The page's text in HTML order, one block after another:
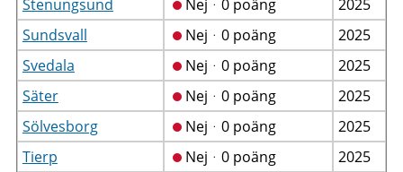
Stenungsund Nejᆞ0 poäng
2025
Sundsvall
Nejᆞ0 poäng
2025
Svedala
Nejᆞ0 poäng
2025
Säter
Nejᆞ0 poäng
2025
Sölvesborg
Nejᆞ0 poäng
2025
Tierp
Nejᆞ0 poäng
2025